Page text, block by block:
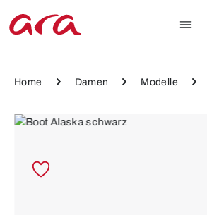
Zum Hauptinhalt springen
Home Damen Modelle
Bildergalerie überspringen